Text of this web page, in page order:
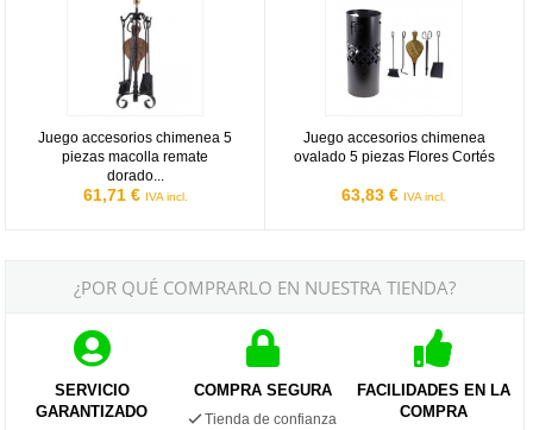
Juego accesorios chimenea 5
piezas macolla remate
dorado...
61,71 € IVA incl.
Juego accesorios chimenea
ovalado 5 piezas Flores Cortés
63,83 € IVA incl.
¿POR QUÉ COMPRARLO EN NUESTRA TIENDA?
SERVICIO
GARANTIZADO
COMPRA SEGURA
Tienda de confianza
FACILIDADES EN LA
COMPRA